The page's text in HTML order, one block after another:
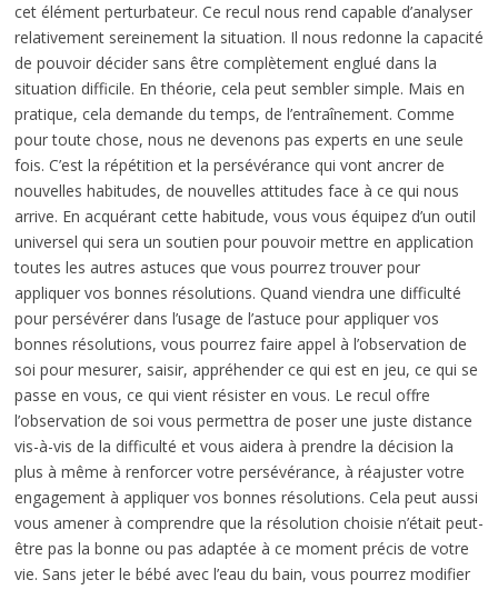
cet élément perturbateur. Ce recul nous rend capable d’analyser
relativement sereinement la situation. Il nous redonne la capacité
de pouvoir décider sans être complètement englué dans la
situation difficile. En théorie, cela peut sembler simple. Mais en
pratique, cela demande du temps, de l’entraînement. Comme
pour toute chose, nous ne devenons pas experts en une seule
fois. C’est la répétition et la persévérance qui vont ancrer de
nouvelles habitudes, de nouvelles attitudes face à ce qui nous
arrive. En acquérant cette habitude, vous vous équipez d’un outil
universel qui sera un soutien pour pouvoir mettre en application
toutes les autres astuces que vous pourrez trouver pour
appliquer vos bonnes résolutions. Quand viendra une difficulté
pour persévérer dans l’usage de l’astuce pour appliquer vos
bonnes résolutions, vous pourrez faire appel à l’observation de
soi pour mesurer, saisir, appréhender ce qui est en jeu, ce qui se
passe en vous, ce qui vient résister en vous. Le recul offre
l’observation de soi vous permettra de poser une juste distance
vis-à-vis de la difficulté et vous aidera à prendre la décision la
plus à même à renforcer votre persévérance, à réajuster votre
engagement à appliquer vos bonnes résolutions. Cela peut aussi
vous amener à comprendre que la résolution choisie n’était peut-
être pas la bonne ou pas adaptée à ce moment précis de votre
vie. Sans jeter le bébé avec l’eau du bain, vous pourrez modifier